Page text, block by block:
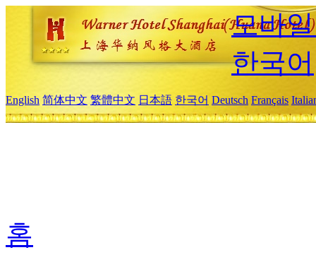
모바
한국어
English 简体中文 繁體中文 日本語 한국어 Deutsch Français
홈